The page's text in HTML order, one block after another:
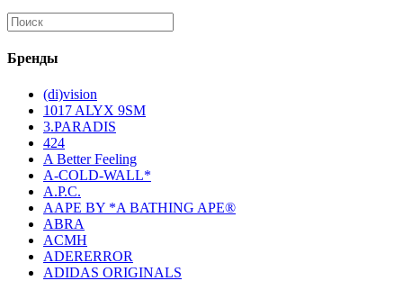
Бренды
(di)vision
1017 ALYX 9SM
3.PARADIS
424
A Better Feeling
A-COLD-WALL*
A.P.C.
AAPE BY *A BATHING APE®
ABRA
ACMH
ADERERROR
ADIDAS ORIGINALS